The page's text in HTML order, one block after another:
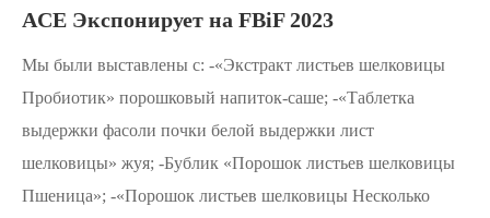
ACE Экспонирует на FBiF 2023
Мы были выставлены с: -«Экстракт листьев шелковицы
Пробиотик» порошковый напиток-саше; -«Таблетка
выдержки фасоли почки белой выдержки лист
шелковицы» жуя; -Бублик «Порошок листьев шелковицы
Пшеница»; -«Порошок листьев шелковицы Несколько